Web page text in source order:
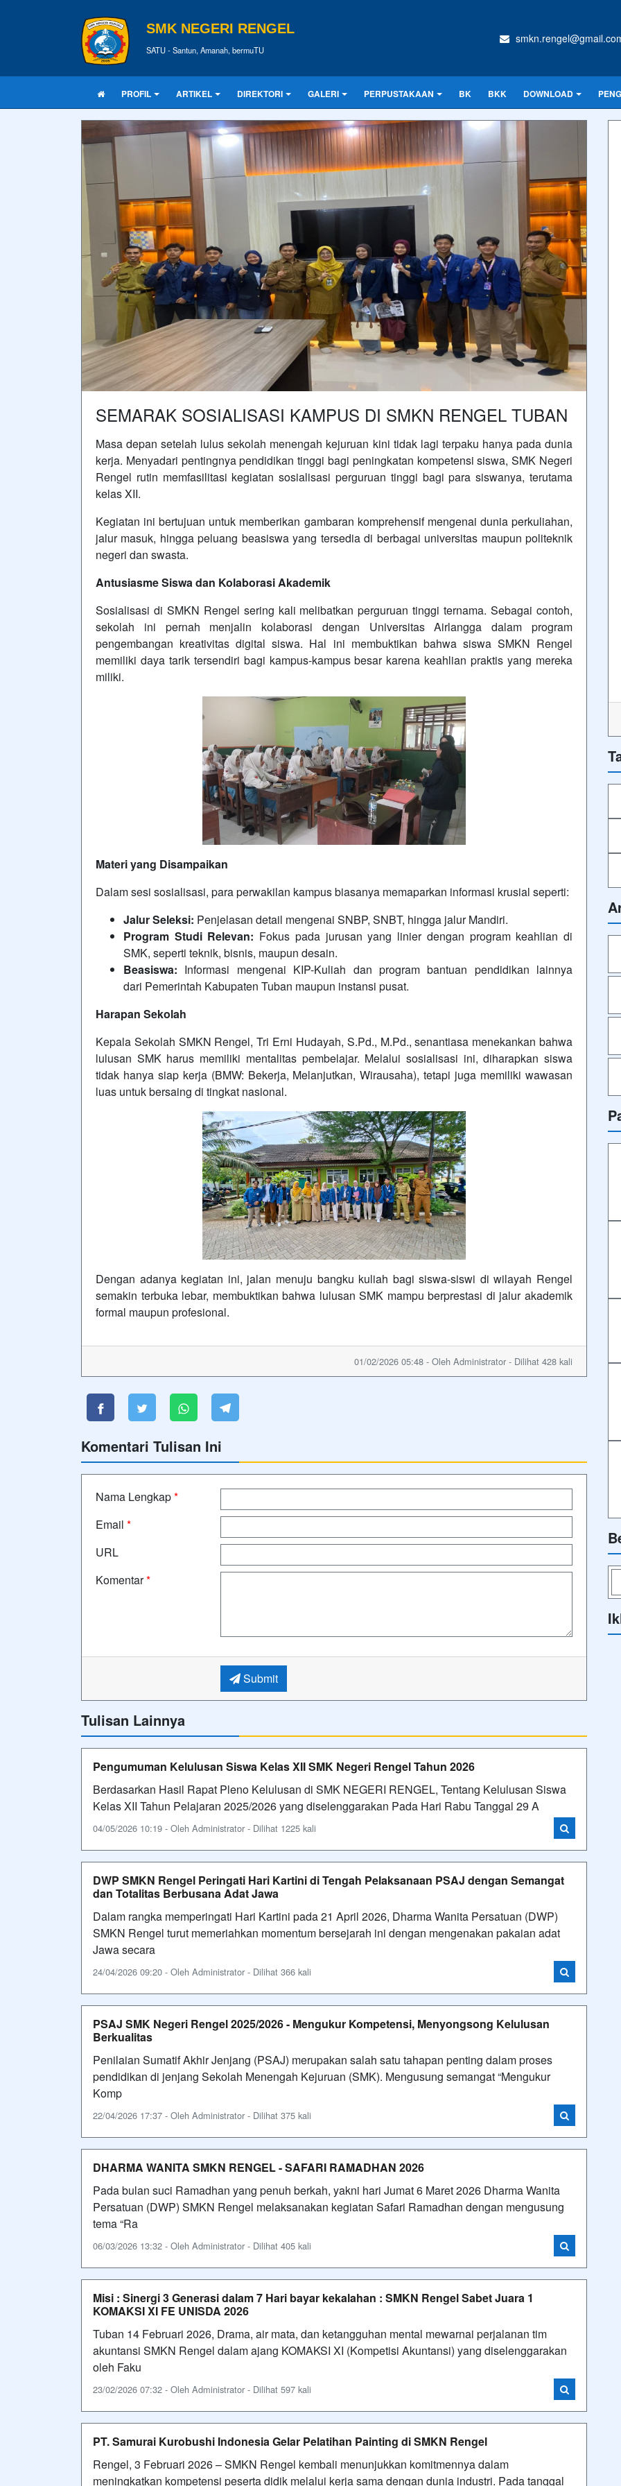
SMK NEGERI RENGEL
SATU - Santun, Amanah, bermuTU
PROFIL ARTIKEL DIREKTORI GALERI PERPUSTAKAAN BK BKK DOWNLOAD
SEMARAK SOSIALISASI KAMPUS DI SMKN RENGEL TUBAN
Masa depan setelah lulus sekolah menengah kejuruan kini tidak lagi terpaku hanya pada dunia
kerja. Menyadari pentingnya pendidikan tinggi bagi peningkatan kompetensi siswa, SMK Negeri
Rengel rutin memfasilitasi kegiatan sosialisasi perguruan tinggi bagi para siswanya, terutama
kelas XII.
Kegiatan ini bertujuan untuk memberikan gambaran komprehensif mengenai dunia perkuliahan,
jalur masuk, hingga peluang beasiswa yang tersedia di berbagai universitas maupun politeknik
negeri dan swasta.
Antusiasme Siswa dan Kolaborasi Akademik
Sosialisasi di SMKN Rengel sering kali melibatkan perguruan tinggi ternama. Sebagai contoh,
sekolah ini pernah menjalin kolaborasi dengan Universitas Airlangga dalam program
pengembangan kreativitas digital siswa. Hal ini membuktikan bahwa siswa SMKN Rengel
memiliki daya tarik tersendiri bagi kampus-kampus besar karena keahlian praktis yang mereka
miliki.
Materi yang Disampaikan
Dalam sesi sosialisasi, para perwakilan kampus biasanya memaparkan informasi krusial seperti:
Jalur Seleksi: Penjelasan detail mengenai SNBP, SNBT, hingga jalur Mandiri.
Program Studi Relevan: Fokus pada jurusan yang linier dengan program keahlian di
SMK, seperti teknik, bisnis, maupun desain.
Beasiswa: Informasi mengenai KIP-Kuliah dan program bantuan pendidikan lainnya
dari Pemerintah Kabupaten Tuban maupun instansi pusat.
Harapan Sekolah
Kepala Sekolah SMKN Rengel, Tri Erni Hudayah, S.Pd., M.Pd., senantiasa menekankan bahwa
lulusan SMK harus memiliki mentalitas pembelajar. Melalui sosialisasi ini, diharapkan siswa
tidak hanya siap kerja (BMW: Bekerja, Melanjutkan, Wirausaha), tetapi juga memiliki wawasan
luas untuk bersaing di tingkat nasional.
Dengan adanya kegiatan ini, jalan menuju bangku kuliah bagi siswa-siswi di wilayah Rengel
semakin terbuka lebar, membuktikan bahwa lulusan SMK mampu berprestasi di jalur akademik
formal maupun profesional.
01/02/2026 05:48 - Oleh Administrator - Dilihat 428 kali
Komentari Tulisan Ini
Nama Lengkap*
Email *
URL
Komentar*
Submit
Tulisan Lainnya
Pengumuman Kelulusan Siswa Kelas XII SMK Negeri Rengel Tahun 2026
Berdasarkan Hasil Rapat Pleno Kelulusan di SMK NEGERI RENGEL, Tentang Kelulusan Siswa
Kelas XII Tahun Pelajaran 2025/2026 yang diselenggarakan Pada Hari Rabu Tanggal 29 A
04/05/2026 10:19 - Oleh Administrator - Dilihat 1225 kali
DWP SMKN Rengel Peringati Hari Kartini di Tengah Pelaksanaan PSAJ dengan Semangat
dan Totalitas Berbusana Adat Jawa
Dalam rangka memperingati Hari Kartini pada 21 April 2026, Dharma Wanita Persatuan (DWP)
SMKN Rengel turut memeriahkan momentum bersejarah ini dengan mengenakan pakaian adat
Jawa secara
24/04/2026 09:20 - Oleh Administrator - Dilihat 366 kali
PSAJ SMK Negeri Rengel 2025/2026 - Mengukur Kompetensi, Menyongsong Kelulusan
Berkualitas
Penilaian Sumatif Akhir Jenjang (PSAJ) merupakan salah satu tahapan penting dalam proses
pendidikan di jenjang Sekolah Menengah Kejuruan (SMK). Mengusung semangat “Mengukur
Komp
22/04/2026 17:37 - Oleh Administrator - Dilihat 375 kali
DHARMA WANITA SMKN RENGEL - SAFARI RAMADHAN 2026
Pada bulan suci Ramadhan yang penuh berkah, yakni hari Jumat 6 Maret 2026 Dharma Wanita
Persatuan (DWP) SMKN Rengel melaksanakan kegiatan Safari Ramadhan dengan mengusung
tema “Ra
06/03/2026 13:32 - Oleh Administrator - Dilihat 405 kali
Misi : Sinergi 3 Generasi dalam 7 Hari bayar kekalahan : SMKN Rengel Sabet Juara 1
KOMAKSI XI FE UNISDA 2026
Tuban 14 Februari 2026, Drama, air mata, dan ketangguhan mental mewarnai perjalanan tim
akuntansi SMKN Rengel dalam ajang KOMAKSI XI (Kompetisi Akuntansi) yang diselenggarakan
oleh Faku
23/02/2026 07:32 - Oleh Administrator - Dilihat 597 kali
PT. Samurai Kurobushi Indonesia Gelar Pelatihan Painting di SMKN Rengel
Rengel, 3 Februari 2026 – SMKN Rengel kembali menunjukkan komitmennya dalam
meningkatkan kompetensi peserta didik melalui kerja sama dengan dunia industri. Pada tanggal